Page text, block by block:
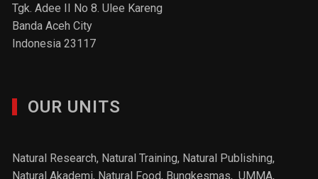
Tgk. Adee II No 8. Ulee Kareng
Banda Aceh City
Indonesia 23117
OUR UNITS
Natural Research, Natural Training, Natural Publishing,
Natural Akademi, Natural Food, Bungkesmas,UMMA,